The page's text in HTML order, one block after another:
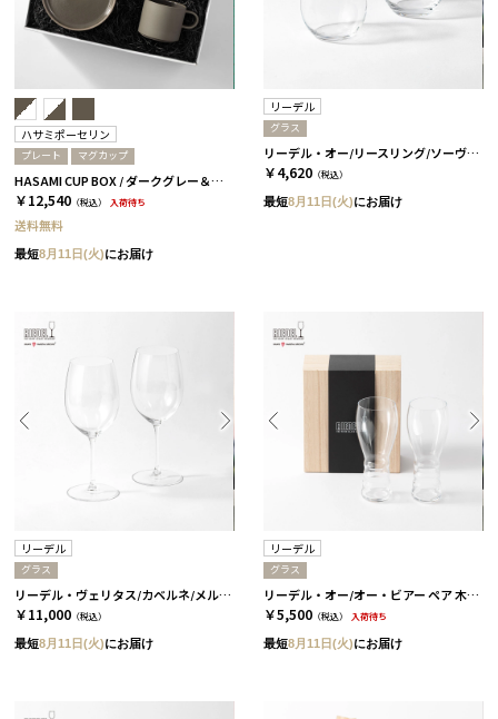
ハサミポーセリン
プレート マグカップ
HASAMI CUP BOX / ダークグレー＆アッシュホワイト［ハサミポーセリン］
￥12,540 （税込） 入荷待ち
送料無料
最短8月11日(火)にお届け
リーデル
グラス
リーデル・オー/リースリング/ソーヴィニヨン・ブラン 2個セット［リーデル］
￥4,620 （税込）
最短8月11日(火)にお届け
リーデル
グラス
リーデル・ヴェリタス/カベルネ/メルロ 2個セット［リーデル］
￥11,000 （税込）
最短8月11日(火)にお届け
リーデル
グラス
リーデル・オー/オー・ビアー ペア 木箱入り［リーデル］
￥5,500 （税込） 入荷待ち
最短8月11日(火)にお届け